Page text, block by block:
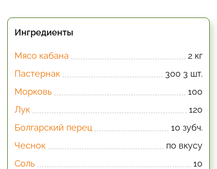
Ингредиенты
Мясо кабана
2 кг
Пастернак
300 3 шт.
Морковь
100
Лук
120
Болгарский перец
10 зубч.
Чеснок
по вкусу
Соль
10